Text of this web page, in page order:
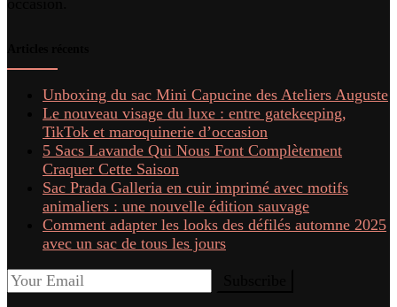
Unboxing du sac Mini Capucine des Ateliers Auguste
Le nouveau visage du luxe : entre gatekeeping,
TikTok et maroquinerie d’occasion
5 Sacs Lavande Qui Nous Font Complètement
Craquer Cette Saison
Sac Prada Galleria en cuir imprimé avec motifs
animaliers : une nouvelle édition sauvage
Comment adapter les looks des défilés automne 2025
avec un sac de tous les jours